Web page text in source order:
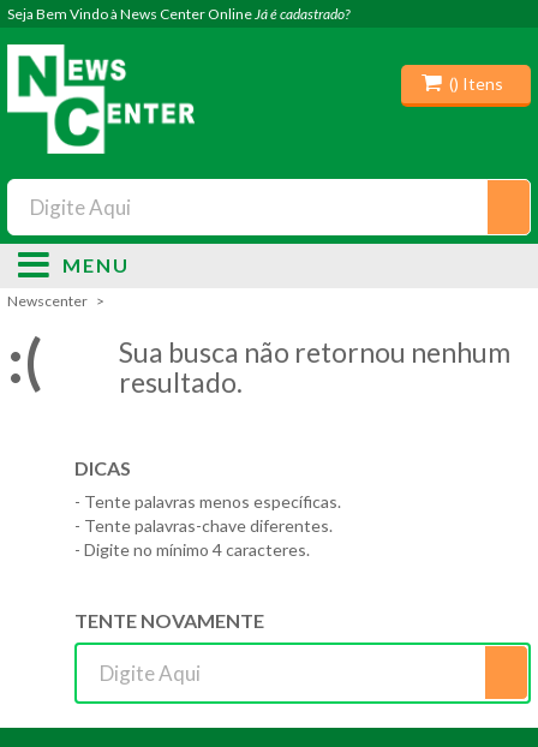
Seja Bem Vindo à News Center OnlineJá é cadastrado?
() Itens
MENU
Newscenter
:(
Sua busca não retornou nenhum
resultado.
DICAS
- Tente palavras menos específicas.
- Tente palavras-chave diferentes.
- Digite no mínimo 4 caracteres.
TENTE NOVAMENTE